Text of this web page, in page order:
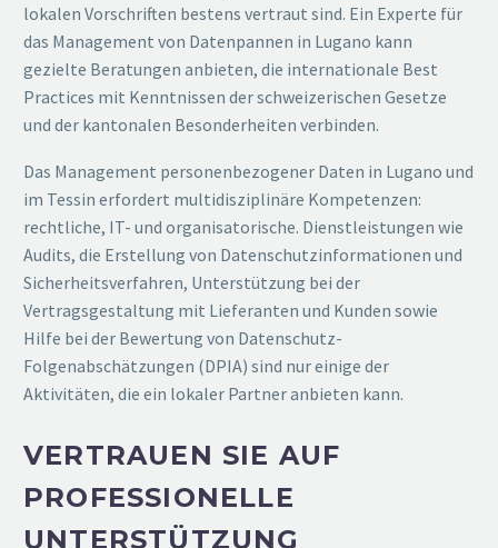
lokalen Vorschriften bestens vertraut sind. Ein Experte für
das Management von Datenpannen in Lugano kann
gezielte Beratungen anbieten, die internationale Best
Practices mit Kenntnissen der schweizerischen Gesetze
und der kantonalen Besonderheiten verbinden.
Das Management personenbezogener Daten in Lugano und
im Tessin erfordert multidisziplinäre Kompetenzen:
rechtliche, IT- und organisatorische. Dienstleistungen wie
Audits, die Erstellung von Datenschutzinformationen und
Sicherheitsverfahren, Unterstützung bei der
Vertragsgestaltung mit Lieferanten und Kunden sowie
Hilfe bei der Bewertung von Datenschutz-
Folgenabschätzungen (DPIA) sind nur einige der
Aktivitäten, die ein lokaler Partner anbieten kann.
VERTRAUEN SIE AUF
PROFESSIONELLE
UNTERSTÜTZUNG